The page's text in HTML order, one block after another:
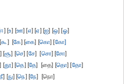
ஈ] [உ] [ஊ] [எ] [ஏ] [ஐ] [ஒ] [ஓ]
கூ] [கே] [கை] [கொ] [கோ]
] [சூ] [செ] [சே] [சொ] [சோ]
] [தூ] [தெ] [தே] [தை] [தொ] [தோ]
] [நு] [நெ] [நே] [நொ]